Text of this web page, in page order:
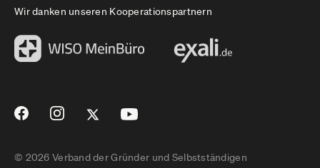
Wir danken unseren Kooperationspartnern
© 2026 Verband der Gründer und Selbstständigen